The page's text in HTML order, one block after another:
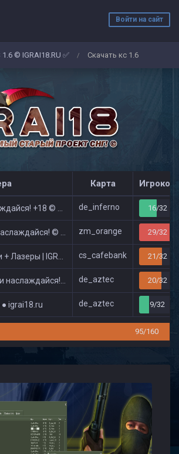
Войти на сайт
© IGRAI18.RU ✅ / Скачать кс 1.6
Карта Игроков
+18 © Public de_inferno 16/32
© Zombie Show zm_orange 29/32
| IGRAI18.RU ツ █ cs_cafebank 21/32
© Classic de_aztec 20/32
igrai18.ru de_aztec 9/32
95/160